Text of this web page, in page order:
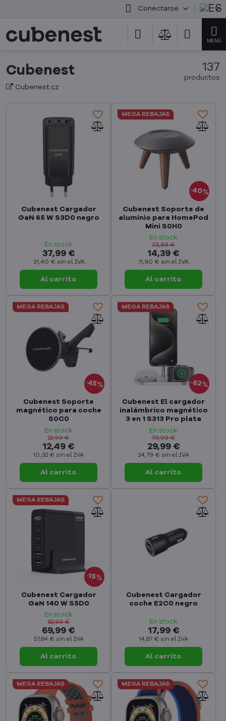
Conectarse
Cubenest
Cubenest.cz
137
productos
Cubenest Cargador
GaN 65 W S3D0 negro
En stock
37,99 €
31,40 € sin el IVA
Al carrito
40%
MEGA REBAJAS
Cubenest Soporte de
aluminio para HomePod
Mini S0H0
En stock
14,39 €
11,90 € sin el IVA
23,99 €
Al carrito
45%
MEGA REBAJAS
Cubenest Soporte
magnético para coche
S0C0
En stock
12,49 €
10,32 € sin el IVA
22,99 €
Al carrito
62%
MEGA REBAJAS
Cubenest El cargador
inalámbrico magnético
3 en 1 S313 Pro plata
En stock
29,99 €
24,79 € sin el IVA
79,99 €
Al carrito
15%
MEGA REBAJAS
Cubenest Cargador
GaN 140 W S5D0
En stock
69,99 €
57,84 € sin el IVA
82,99 €
Al carrito
Cubenest Cargador
coche E2C0 negro
En stock
17,99 €
14,87 € sin el IVA
Al carrito
MEGA REBAJAS MEGA REBAJAS